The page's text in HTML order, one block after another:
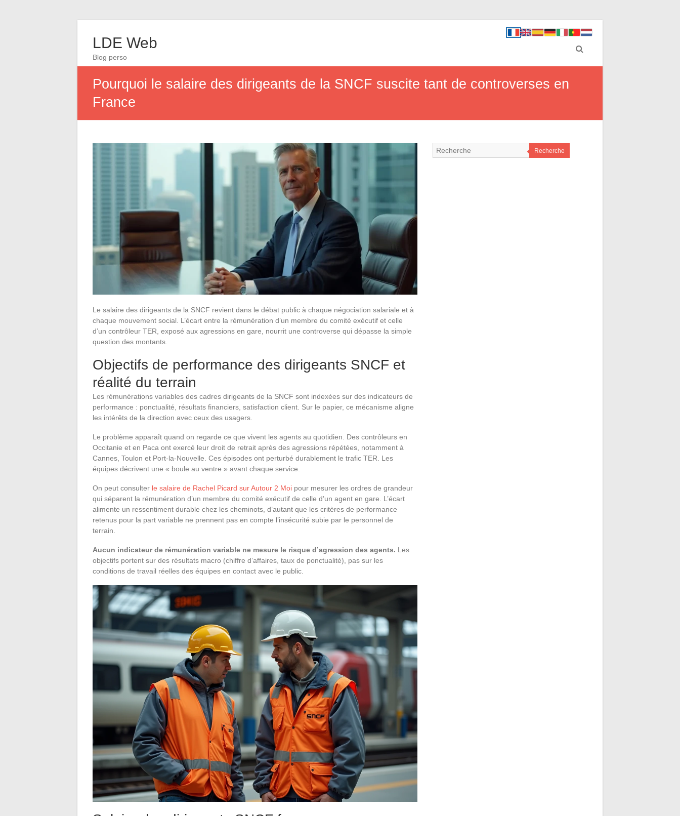
LDE Web
Blog perso
Pourquoi le salaire des dirigeants de la SNCF suscite tant de controverses en
France
Le salaire des dirigeants de la SNCF revient dans le débat public à chaque négociation salariale et à
chaque mouvement social. L’écart entre la rémunération d’un membre du comité exécutif et celle
d’un contrôleur TER, exposé aux agressions en gare, nourrit une controverse qui dépasse la simple
question des montants.
Objectifs de performance des dirigeants SNCF et
réalité du terrain
Les rémunérations variables des cadres dirigeants de la SNCF sont indexées sur des indicateurs de
performance : ponctualité, résultats financiers, satisfaction client. Sur le papier, ce mécanisme aligne
les intérêts de la direction avec ceux des usagers.
Le problème apparaît quand on regarde ce que vivent les agents au quotidien. Des contrôleurs en
Occitanie et en Paca ont exercé leur droit de retrait après des agressions répétées, notamment à
Cannes, Toulon et Port-la-Nouvelle. Ces épisodes ont perturbé durablement le trafic TER. Les
équipes décrivent une « boule au ventre » avant chaque service.
On peut consulter le salaire de Rachel Picard sur Autour 2 Moi pour mesurer les ordres de grandeur
qui séparent la rémunération d’un membre du comité exécutif de celle d’un agent en gare. L’écart
alimente un ressentiment durable chez les cheminots, d’autant que les critères de performance
retenus pour la part variable ne prennent pas en compte l’insécurité subie par le personnel de
terrain.
Aucun indicateur de rémunération variable ne mesure le risque d’agression des agents. Les
objectifs portent sur des résultats macro (chiffre d’affaires, taux de ponctualité), pas sur les
conditions de travail réelles des équipes en contact avec le public.
Recherche